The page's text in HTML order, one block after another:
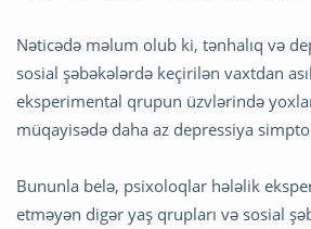
Nəticədə məlum olub ki, tənhalıq və
sosial şəbəkələrdə keçirilən vaxtdan
eksperimental qrupun üzvlərində
müqayisədə daha az depressiya
Bununla belə, psixoloqlar hələlik
etməyən digər yaş qrupları və sosial